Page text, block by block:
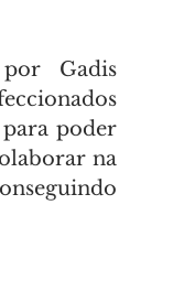
Gadis
poder
na